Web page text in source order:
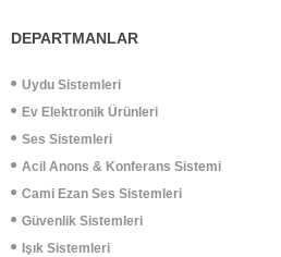
DEPARTMANLAR
Uydu Sistemleri
Ev Elektronik Ürünleri
Ses Sistemleri
Acil Anons & Konferans Sistemi
Cami Ezan Ses Sistemleri
Güvenlik Sistemleri
Işık Sistemleri